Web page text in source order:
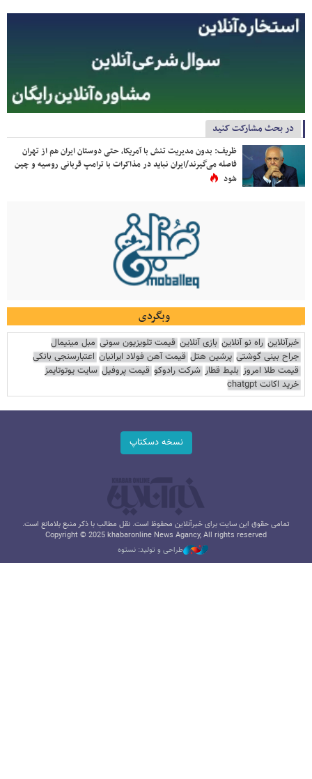
در بحث مشارکت کنید
ظریف: بدون مدیریت تنش با آمریکا، حتی دوستان ایران هم از تهران
فاصله می‌گیرند/ایران نباید در مذاکرات با ترامپ قربانی روسیه و چین
شود
وبگردی
خبرآنلاین راه نو آنلاین بازی آنلاین قیمت تلویزیون سونی مبل مینیمال
جراح بینی گوشتی پرشین هتل قیمت آهن فولاد ایرانیان اعتبارسنجی بانکی
قیمت طلا امروز بلیط قطار شرکت رادوکو قیمت پروفیل سایت یوتوتایمز
خرید اکانت chatgpt
نسخه دسکتاپ
تمامی حقوق این سایت برای خبرآنلاین محفوظ است. نقل مطالب با ذکر منبع بلامانع است.
Copyright © 2025 khabaronline News Agancy, All rights reserved
طراحی و تولید: نستوه